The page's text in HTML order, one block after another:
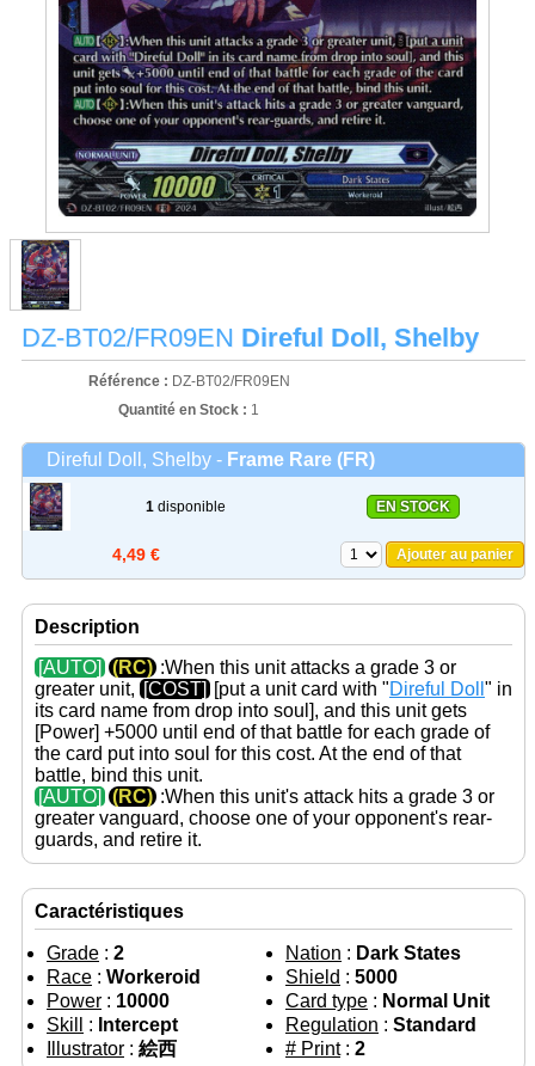
DZ-BT02/FR09EN Direful Doll, Shelby
Référence : DZ-BT02/FR09EN
Quantité en Stock : 1
Direful Doll, Shelby - Frame Rare (FR)
1 disponible EN STOCK
4,49 € Ajouter au panier
Description
[AUTO]
(RC) :When this unit attacks a grade 3 or
greater unit, [COST] [put a unit card with "Direful Doll " in
its card name from drop into soul], and this unit gets
[Power] +5000 until end of that battle for each grade of
the card put into soul for this cost. At the end of that
battle, bind this unit.
[AUTO]
(RC) :When this unit's attack hits a grade 3 or
greater vanguard, choose one of your opponent's rear-
guards, and retire it.
Caractéristiques
Grade : 2 Nation : Dark States
Race : Workeroid Shield : 5000
Power : 10000 Card type : Normal Unit
Skill
: Intercept Regulation : Standard
Illustrator : 絵西 # Print: 2